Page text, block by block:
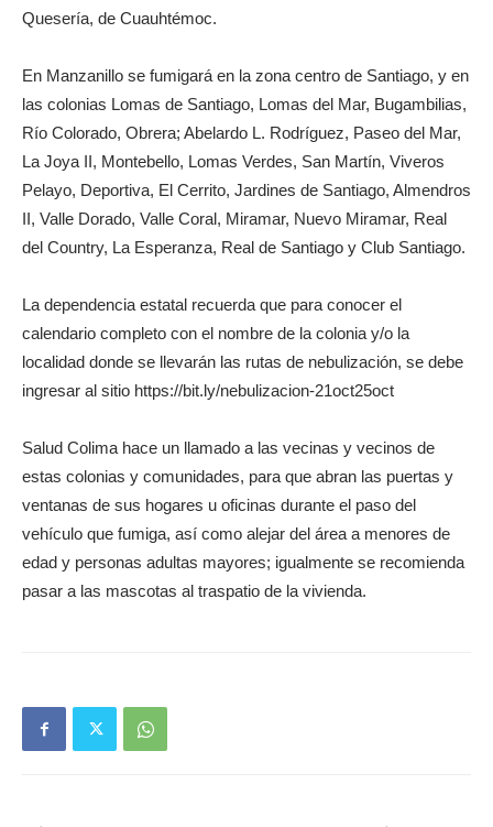
Quesería, de Cuauhtémoc.
En Manzanillo se fumigará en la zona centro de Santiago, y en
las colonias Lomas de Santiago, Lomas del Mar, Bugambilias,
Río Colorado, Obrera; Abelardo L. Rodríguez, Paseo del Mar,
La Joya II, Montebello, Lomas Verdes, San Martín, Viveros
Pelayo, Deportiva, El Cerrito, Jardines de Santiago, Almendros
II, Valle Dorado, Valle Coral, Miramar, Nuevo Miramar, Real
del Country, La Esperanza, Real de Santiago y Club Santiago.
La dependencia estatal recuerda que para conocer el
calendario completo con el nombre de la colonia y/o la
localidad donde se llevarán las rutas de nebulización, se debe
ingresar al sitio https://bit.ly/nebulizacion-21oct25oct
Salud Colima hace un llamado a las vecinas y vecinos de
estas colonias y comunidades, para que abran las puertas y
ventanas de sus hogares u oficinas durante el paso del
vehículo que fumiga, así como alejar del área a menores de
edad y personas adultas mayores; igualmente se recomienda
pasar a las mascotas al traspatio de la vivienda.